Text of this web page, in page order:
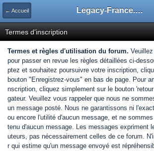
← Accueil Legacy-France.org - Forum
Termes d'inscription
Termes et règles d'utilisation du forum.
pour passer en revue les règles détaillées ci-
ptez et souhaitez poursuivre votre inscription,
bouton "Enregistrez-vous" en bas de page. Pour
nscription, cliquez simplement sur le bouton
gateur. Veuillez vous rappeler que nous ne
un message posté. Nous ne garantissons ni
ou encore l'utilité d'aucun message, et ne
tenu d'aucun message. Les messages expriment
uteurs, pas nécessairement celles de ce forum.
r qui estime qu'un message envoyé est